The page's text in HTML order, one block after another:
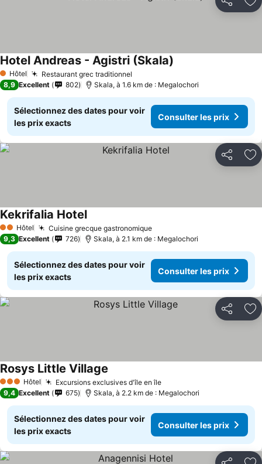
Partager
1 Étoiles
Hôtel Restaurant grec traditionnel
Hotel Andreas - Agistri (Skala)
8,9 Excellent 802 Skala, à 1.6 km de : Megalochori
Sélectionnez des dates pour voir
les prix exacts
Consulter les prix
Partager
2 Étoiles
Hôtel Cuisine grecque gastronomique
Kekrifalia Hotel
9,3 Excellent 726 Skala, à 2.1 km de : Megalochori
Sélectionnez des dates pour voir
les prix exacts
Consulter les prix
Partager
3 ÉtoilesHôtel Excursions exclusives d'île en île
Rosys Little Village
9,4 Excellent 675 Skala, à 2.2 km de : Megalochori
Sélectionnez des dates pour voir
les prix exacts
Consulter les prix